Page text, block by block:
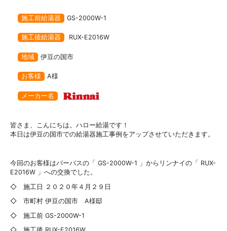
施工前給湯器 GS-2000W-1
施工後給湯器 RUX-E2016W
地域 伊豆の国市
お客様 A様
メーカー名
皆さま、こんにちは。ハロー給湯です！
本日は伊豆の国市での給湯器施工事例をアップさせていただきます。
今回のお客様はパーパスの「 GS-2000W-1 」からリンナイの「 RUX-
E2016W 」への交換でした。
◇ 施工日 ２０２０年４月２９日
◇ 市町村 伊豆の国市 A様邸
◇ 施工前 GS-2000W-1